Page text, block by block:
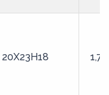
20Х23Н18 1,7